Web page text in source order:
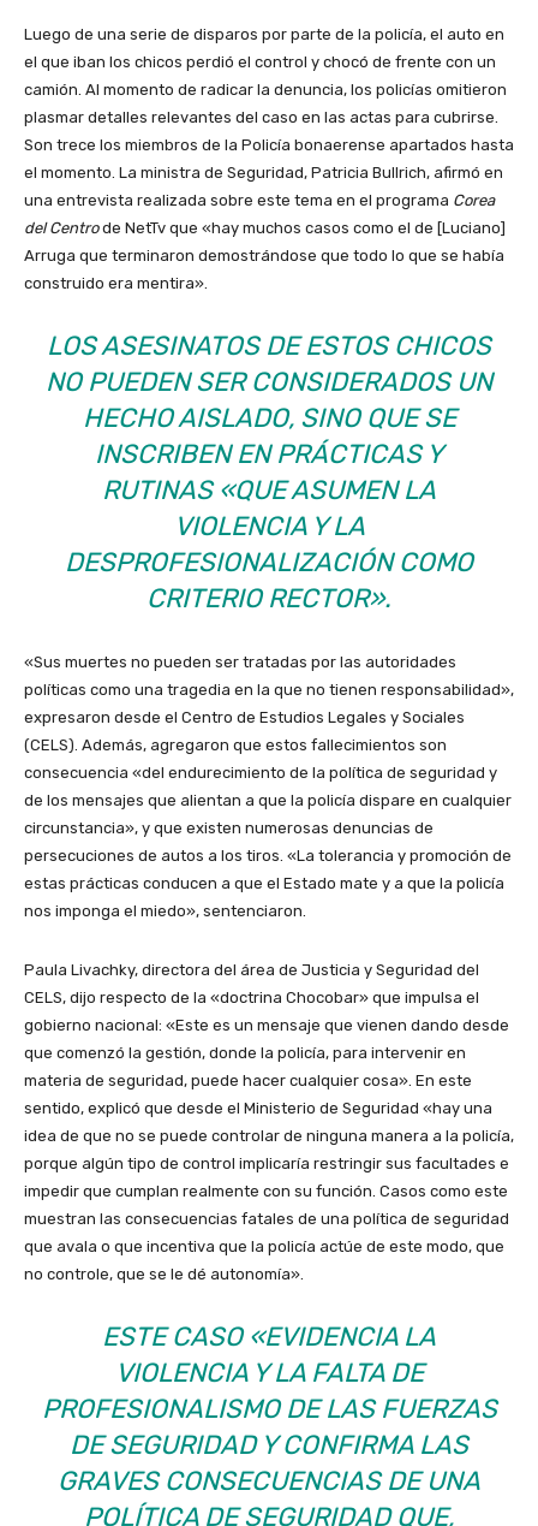
Luego de una serie de disparos por parte de la policía, el auto en
el que iban los chicos perdió el control y chocó de frente con un
camión. Al momento de radicar la denuncia, los policías omitieron
plasmar detalles relevantes del caso en las actas para cubrirse.
Son trece los miembros de la Policía bonaerense apartados hasta
el momento. La ministra de Seguridad, Patricia Bullrich, afirmó en
una entrevista realizada sobre este tema en el programa Corea
del Centrode NetTv que «hay muchos casos como el de [Luciano]
Arruga que terminaron demostrándose que todo lo que se había
construido era mentira».
LOS ASESINATOS DE ESTOS CHICOS
NO PUEDEN SER CONSIDERADOS UN
HECHO AISLADO, SINO QUE SE
INSCRIBEN EN PRÁCTICAS Y
RUTINAS «QUE ASUMEN LA
VIOLENCIA Y LA
DESPROFESIONALIZACIÓN COMO
CRITERIO RECTOR».
«Sus muertes no ​pueden ser tratadas por las autoridades
políticas como una ​tragedia​ en la que no tienen responsabilidad»,
expresaron desde el Centro de Estudios Legales y Sociales
(CELS). Además, agregaron que estos fallecimientos son
consecuencia «del endurecimiento de la política de seguridad y
de los mensajes que alientan a​ que la policía dispare en cualquier
circunstancia», y que existen numerosas denuncias de
persecuciones de autos a los tiros. «La tolerancia y promoción de
estas prácticas conducen a que el Estado mate y a que la policía
nos imponga el miedo», sentenciaron.
Paula Livachky, directora del área de Justicia y Seguridad del
CELS, dijo respecto de la «doctrina Chocobar» que impulsa el
gobierno nacional: «Este es un mensaje que vienen dando desde
que comenzó la gestión, donde la policía, para intervenir en
materia de seguridad, puede hacer cualquier cosa». En este
sentido, explicó que desde el Ministerio de Seguridad «hay una
idea de que no se puede controlar de ninguna manera a la policía,
porque algún tipo de control implicaría restringir sus facultades e
impedir que cumplan realmente con su función. Casos como este
muestran las consecuencias fatales de una política de seguridad
que avala o que incentiva que la policía actúe de este modo, que
no controle, que se le dé autonomía».
ESTE CASO «EVIDENCIA LA
VIOLENCIA Y LA FALTA DE
PROFESIONALISMO DE LAS FUERZAS
DE SEGURIDAD Y CONFIRMA LAS
GRAVES CONSECUENCIAS DE UNA
POLÍTICA DE SEGURIDAD QUE,